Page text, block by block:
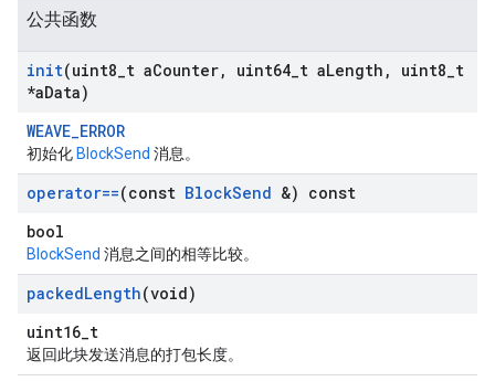
公共函数
init(uint8 t aCounter, uint64 t aLength , uint8 t
*aData)
WEAVE_ERROR
初始化 BlockSend 消息。
operator==(const BlockSend &) const
bool
BlockSend 消息之间的相等比较。
packedLength(void)
uint16_t
返回此块发送消息的打包长度。